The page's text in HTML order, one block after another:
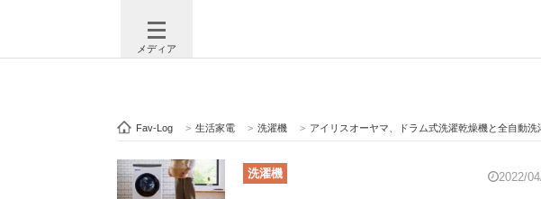
メディア
注目記事を集めた総合ページ ITの今と未来を見通す
Fav-Log > 生活家電 > 洗濯機 > アイリスオーヤマ、ドラム式洗濯乾燥機と全自動
洗濯機 2022/